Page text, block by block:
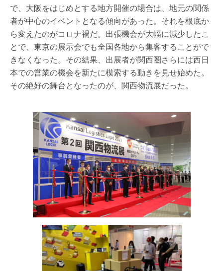
で、大阪をはじめとする地方開催の場合は、地元の関係
者が中心のイベントとなる傾向があった。それを根底か
ら変えたのがコロナ禍だ。出張機会が大幅に減少したこ
とで、東京の展示会でも全国各地から集客することがで
きなくなった。その結果、出展者が関西圏さらには西日
本での営業の機会を新たに模索する動きを見せ始めた。
その絶好の舞台となったのが、関西物流展だった。